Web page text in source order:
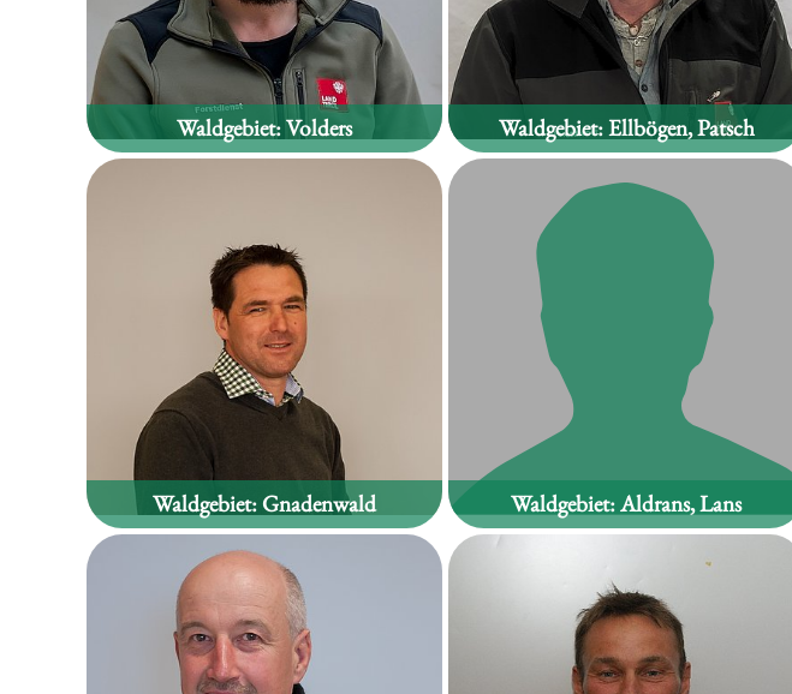
Waldgebiet:Volders
Martin Jörg
Waldgebiet:Ellbögen, Patsch
Gottfried Kerscher
Waldgebiet:Gnadenwald
Waldgebiet:Aldrans, Lans